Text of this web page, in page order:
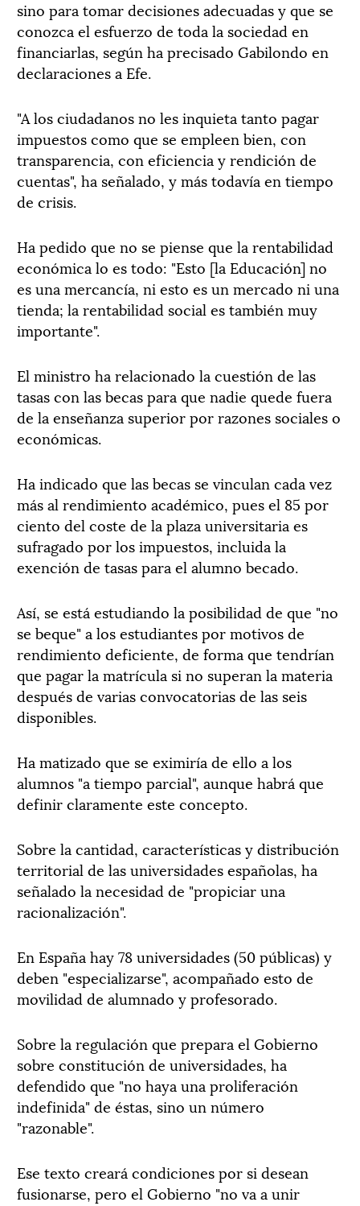
sino para tomar decisiones adecuadas y que se
conozca el esfuerzo de toda la sociedad en
financiarlas, según ha precisado Gabilondo en
declaraciones a Efe.
"A los ciudadanos no les inquieta tanto pagar
impuestos como que se empleen bien, con
transparencia, con eficiencia y rendición de
cuentas", ha señalado, y más todavía en tiempo
de crisis.
Ha pedido que no se piense que la rentabilidad
económica lo es todo: "Esto [la Educación] no
es una mercancía, ni esto es un mercado ni una
tienda; la rentabilidad social es también muy
importante".
El ministro ha relacionado la cuestión de las
tasas con las becas para que nadie quede fuera
de la enseñanza superior por razones sociales o
económicas.
Ha indicado que las becas se vinculan cada vez
más al rendimiento académico, pues el 85 por
ciento del coste de la plaza universitaria es
sufragado por los impuestos, incluida la
exención de tasas para el alumno becado.
Así, se está estudiando la posibilidad de que "no
se beque" a los estudiantes por motivos de
rendimiento deficiente, de forma que tendrían
que pagar la matrícula si no superan la materia
después de varias convocatorias de las seis
disponibles.
Ha matizado que se eximiría de ello a los
alumnos "a tiempo parcial", aunque habrá que
definir claramente este concepto.
Sobre la cantidad, características y distribución
territorial de las universidades españolas, ha
señalado la necesidad de "propiciar una
racionalización".
En España hay 78 universidades (50 públicas) y
deben "especializarse", acompañado esto de
movilidad de alumnado y profesorado.
Sobre la regulación que prepara el Gobierno
sobre constitución de universidades, ha
defendido que "no haya una proliferación
indefinida" de éstas, sino un número
"razonable".
Ese texto creará condiciones por si desean
fusionarse, pero el Gobierno "no va a unir